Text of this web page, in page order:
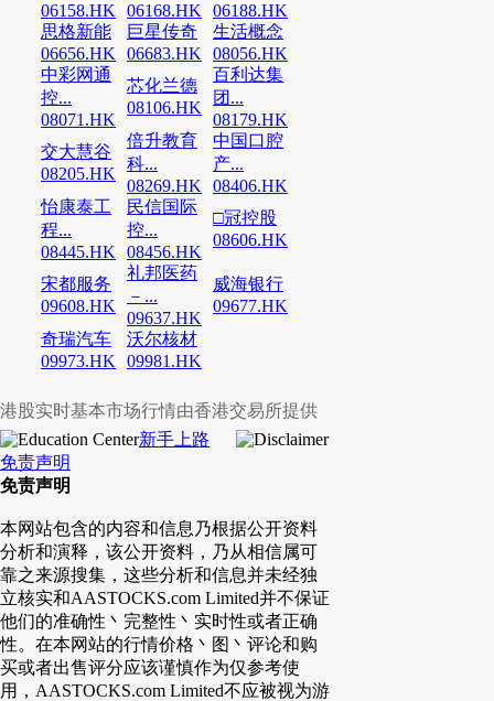
06158.HK
06168.HK
06188.HK
思格新能
06656.HK
巨星传奇
06683.HK
生活概念
08056.HK
中彩网通
控...
08071.HK
芯化兰德
08106.HK
百利达集
团...
08179.HK
交大慧谷
08205.HK
倍升教育
科...
08269.HK
中国口腔
产...
08406.HK
怡康泰工
程...
08445.HK
民信国际
控...
08456.HK
□冠控股
08606.HK
宋都服务
09608.HK
礼邦医药
－...
09637.HK
威海银行
09677.HK
奇瑞汽车
09973.HK
沃尔核材
09981.HK
港股实时基本市场行情由香港交易所提供
新手上路
免责声明
免责声明
本网站包含的内容和信息乃根据公开资料
分析和演释，该公开资料，乃从相信属可
靠之来源搜集，这些分析和信息并未经独
立核实和AASTOCKS.com Limited并不保证
他们的准确性丶完整性丶实时性或者正确
性。在本网站的行情价格丶图丶评论和购
买或者出售评分应该谨慎作为仅参考使
用，AASTOCKS.com Limited不应被视为游